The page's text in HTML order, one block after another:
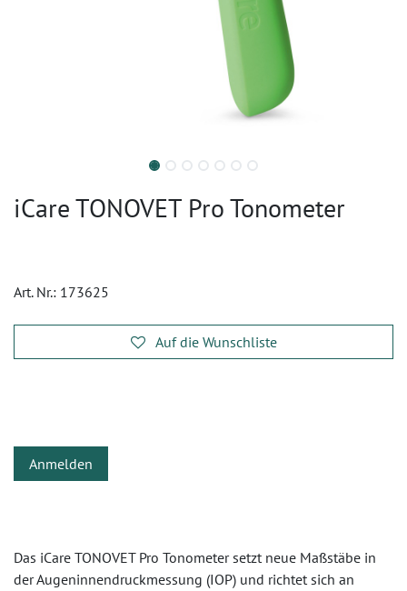
iCare TONOVET Pro Tonometer
Art. Nr.: 173625
Auf die Wunschliste
Anmelden
Das iCare TONOVET Pro Tonometer setzt neue Maßstäbe in
der Augeninnendruckmessung (IOP) und richtet sich an